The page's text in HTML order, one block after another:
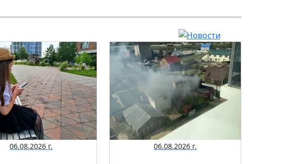
06.08.2026 г. 06.08.2026 г.